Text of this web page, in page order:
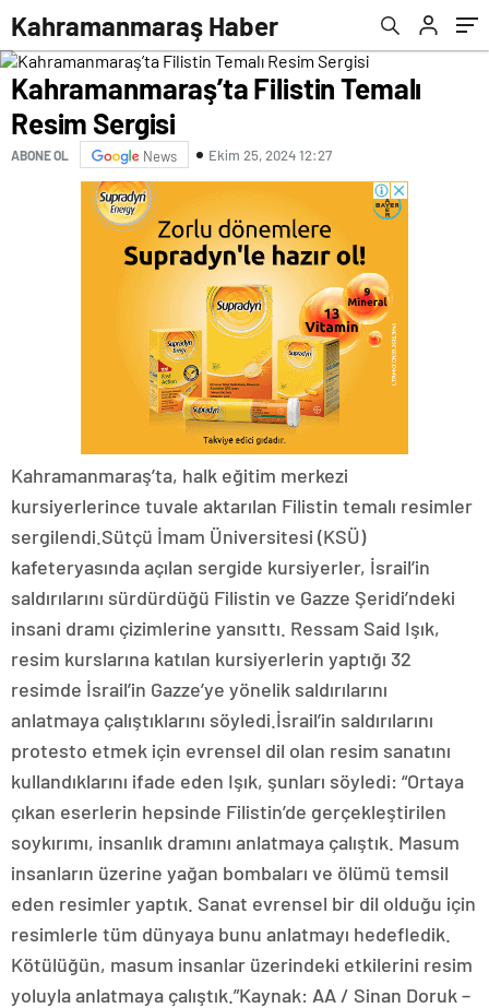
Kahramanmaraş Haber
Kahramanmaraş’ta Filistin Temalı
Resim Sergisi
ABONE OL News Ekim 25, 2024 12:27
Kahramanmaraş’ta, halk eğitim merkezi
kursiyerlerince tuvale aktarılan Filistin temalı resimler
sergilendi.Sütçü İmam Üniversitesi (KSÜ)
kafeteryasında açılan sergide kursiyerler, İsrail’in
saldırılarını sürdürdüğü Filistin ve Gazze Şeridi’ndeki
insani dramı çizimlerine yansıttı. Ressam Said Işık,
resim kurslarına katılan kursiyerlerin yaptığı 32
resimde İsrail’in Gazze’ye yönelik saldırılarını
anlatmaya çalıştıklarını söyledi.İsrail’in saldırılarını
protesto etmek için evrensel dil olan resim sanatını
kullandıklarını ifade eden Işık, şunları söyledi: “Ortaya
çıkan eserlerin hepsinde Filistin’de gerçekleştirilen
soykırımı, insanlık dramını anlatmaya çalıştık. Masum
insanların üzerine yağan bombaları ve ölümü temsil
eden resimler yaptık. Sanat evrensel bir dil olduğu için
resimlerle tüm dünyaya bunu anlatmayı hedefledik.
Kötülüğün, masum insanlar üzerindeki etkilerini resim
yoluyla anlatmaya çalıştık.”Kaynak: AA / Sinan Doruk –